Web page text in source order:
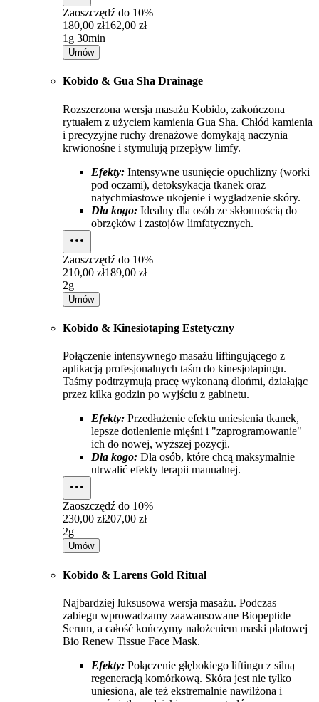
Zaoszczędź do 10%
180,00 zł162,00 zł
1g 30min
Umów
Kobido & Gua Sha Drainage
Rozszerzona wersja masażu Kobido, zakończona
rytuałem z użyciem kamienia Gua Sha. Chłód kamienia
i precyzyjne ruchy drenażowe domykają naczynia
krwionośne i stymulują przepływ limfy.
Efekty: Intensywne usunięcie opuchlizny (worki
pod oczami), detoksykacja tkanek oraz
natychmiastowe ukojenie i wygładzenie skóry.
Dla kogo: Idealny dla osób ze skłonnością do
obrzęków i zastojów limfatycznych.
Zaoszczędź do 10%
210,00 zł189,00 zł
2g
Umów
Kobido & Kinesiotaping Estetyczny
Połączenie intensywnego masażu liftingującego z
aplikacją profesjonalnych taśm do kinesjotapingu.
Taśmy podtrzymują pracę wykonaną dlońmi, działając
przez kilka godzin po wyjściu z gabinetu.
Efekty: Przedłużenie efektu uniesienia tkanek,
lepsze dotlenienie mięśni i "zaprogramowanie"
ich do nowej, wyższej pozycji.
Dla kogo: Dla osób, które chcą maksymalnie
utrwalić efekty terapii manualnej.
Zaoszczędź do 10%
230,00 zł207,00 zł
2g
Umów
Kobido & Larens Gold Ritual
Najbardziej luksusowa wersja masażu. Podczas
zabiegu wprowadzamy zaawansowane Biopeptide
Serum, a całość kończymy nałożeniem maski platowej
Bio Renew Tissue Face Mask.
Efekty: Połączenie głębokiego liftingu z silną
regeneracją komórkową. Skóra jest nie tylko
uniesiona, ale też ekstremalnie nawilżona i